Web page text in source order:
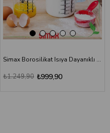
Simax Borosilikat Isıya Dayanıklı Cam 2'li Ölçü Kabı Seti
₺999,90
₺1.249,90